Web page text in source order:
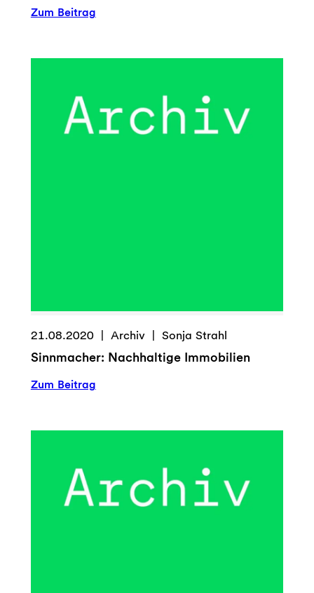
Zum Beitrag:
Disaster!
für‘s
Neue?
21.08.2020 Archiv Sonja Strahl
Sinnmacher: Nachhaltige Immobilien
Zum Beitrag:
Immobilien